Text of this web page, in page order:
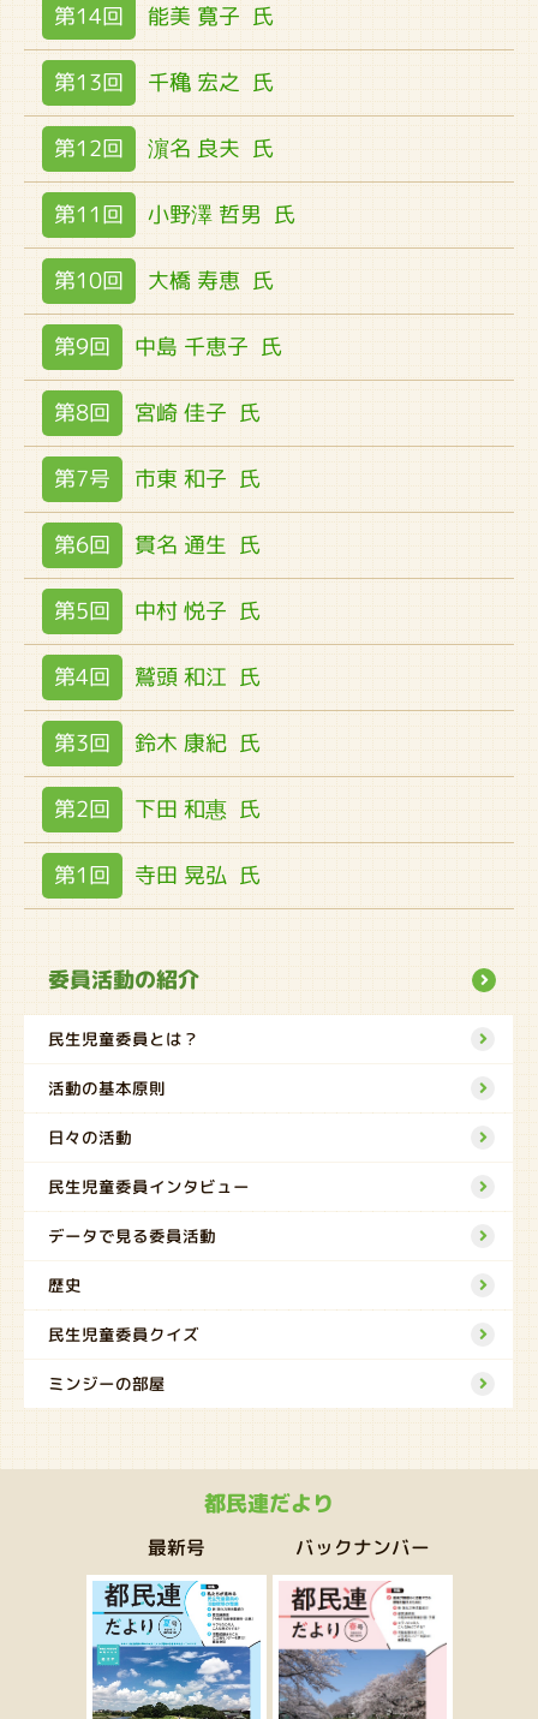
第14回 能美 寛子 氏
第13回 千穐 宏之 氏
第12回 濵名 良夫 氏
第11回 小野澤 哲男 氏
第10回 大橋 寿恵 氏
第9回 中島 千恵子 氏
第8回 宮崎 佳子 氏
第7号 市東 和子 氏
第6回 貫名 通生 氏
第5回 中村 悦子 氏
第4回 鷲頭 和江 氏
第3回 鈴木 康紀 氏
第2回 下田 和惠 氏
第1回 寺田 晃弘 氏
委員活動の紹介
民生児童委員とは？
活動の基本原則
日々の活動
民生児童委員インタビュー
データで見る委員活動
歴史
民生児童委員クイズ
ミンジーの部屋
都民連だより
最新号 バックナンバー